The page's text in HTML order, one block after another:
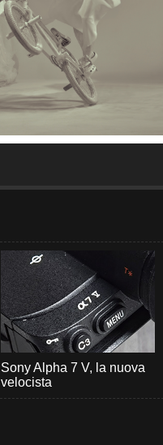
Sony Alpha 7 V, la nuova
velocista